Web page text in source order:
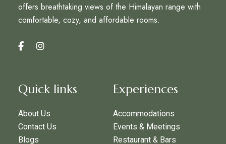
offers breathtaking views of the Himalayan range with
comfortable, cozy, and affordable rooms.
Quick links
About Us
Contact Us
Blogs
Experiences
Accommodations
Events & Meetings
Restaurant & Bars